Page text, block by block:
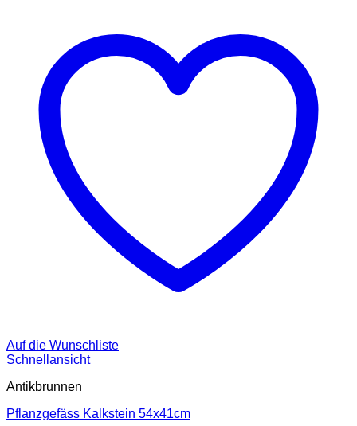
Auf die Wunschliste
Schnellansicht
Antikbrunnen
Pflanzgefäss Kalkstein 54x41cm